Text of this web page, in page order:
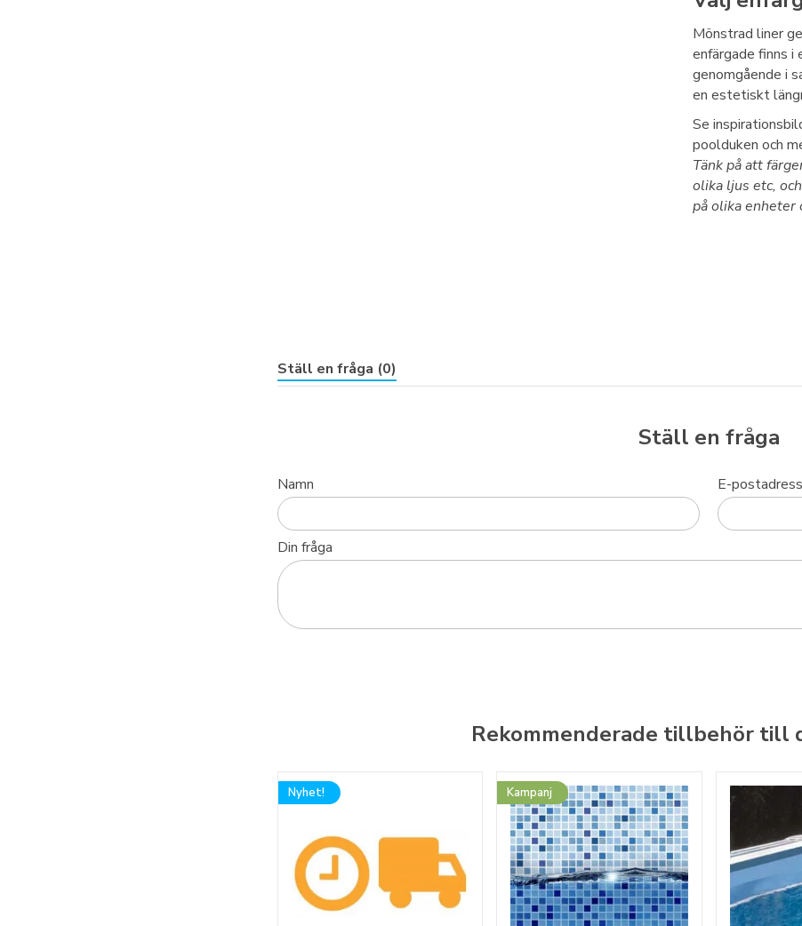
Mönstrad liner
enfärgade finns i
genomgående i
en estetiskt
Se
poolduken och
Tänk på att
olika ljus etc,
på olika enheter
Ställ en fråga (0)
Ställ en fråga
Namn E-postadress
Din fråga
Rekommenderade tillbehör till
Nyhet! Kampanj